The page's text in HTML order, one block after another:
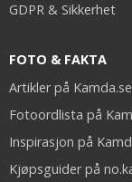
GDPR & Sikkerhet
FOTO & FAKTA
Artikler på Kamda.se
Fotoordlista på
Inspirasjon på
Kjøpsguider på